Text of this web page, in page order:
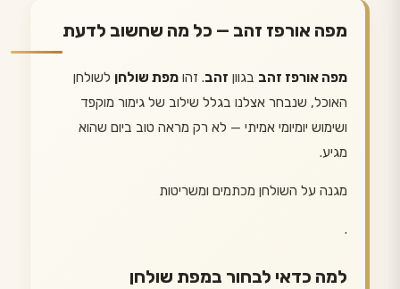
מפה אורפז זהב — כל מה שחשוב לדעת
מפה אורפז זהב בגוון זהב. זהו מפת שולחן לשולחן
האוכל, שנבחר אצלנו בגלל שילוב של גימור מוקפד
ושימוש יומיומי אמיתי — לא רק מראה טוב ביום שהוא
מגיע.
מגנה על השולחן מכתמים ומשריטות
.
למה כדאי לבחור במפת שולחן